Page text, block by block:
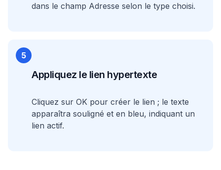
dans le champ Adresse selon le type choisi.
5
Appliquez le lien hypertexte
Cliquez sur OK pour créer le lien ; le texte
apparaîtra souligné et en bleu, indiquant un
lien actif.